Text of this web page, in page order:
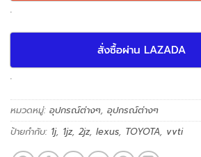
.
สั่งซื้อผ่าน LAZADA
.
หมวดหมู่: อุปกรณ์ต่างๆ, อุปกรณ์ต่างๆ
ป้ายกำกับ: 1j, 1jz, 2jz, lexus, TOYOTA, vvti